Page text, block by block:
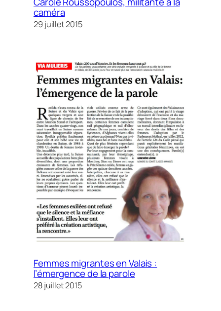
caméra
29 juillet 2015
Femmes migrantes en Valais :
l’émergence de la parole
28 juillet 2015